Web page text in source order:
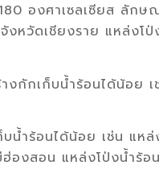
องศาเซลเซียส ลักษณ
งหวัดเชียงราย แหล่งโ
กักเก็บนํ้าร้อนได้น้อย
าร้อนได้น้อย เช่น แหล่
องสอน แหล่งโป่งนํ้าร้อ